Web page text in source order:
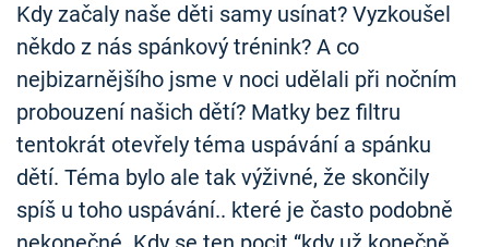
Kdy začaly naše děti samy usínat? Vyzkoušel
někdo z nás spánkový trénink? A co
nejbizarnějšího jsme v noci udělali při nočním
probouzení našich dětí? Matky bez filtru
tentokrát otevřely téma uspávání a spánku
dětí. Téma bylo ale tak výživné, že skončily
spíš u toho uspávání.. které je často podobně